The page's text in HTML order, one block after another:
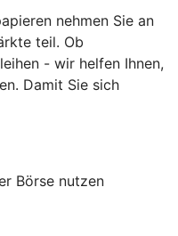
nehmen Sie an
teil. Ob
- wir helfen Ihnen,
Damit Sie sich
Börse nutzen